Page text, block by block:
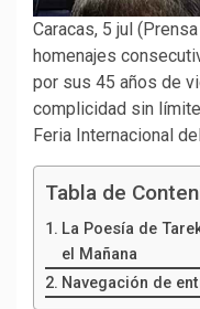
Caracas, 5 jul
homenajes
por sus 45 años de
complicidad sin
Feria Internacional
Tabla de
La Poesía de
el Mañana
Navegación de